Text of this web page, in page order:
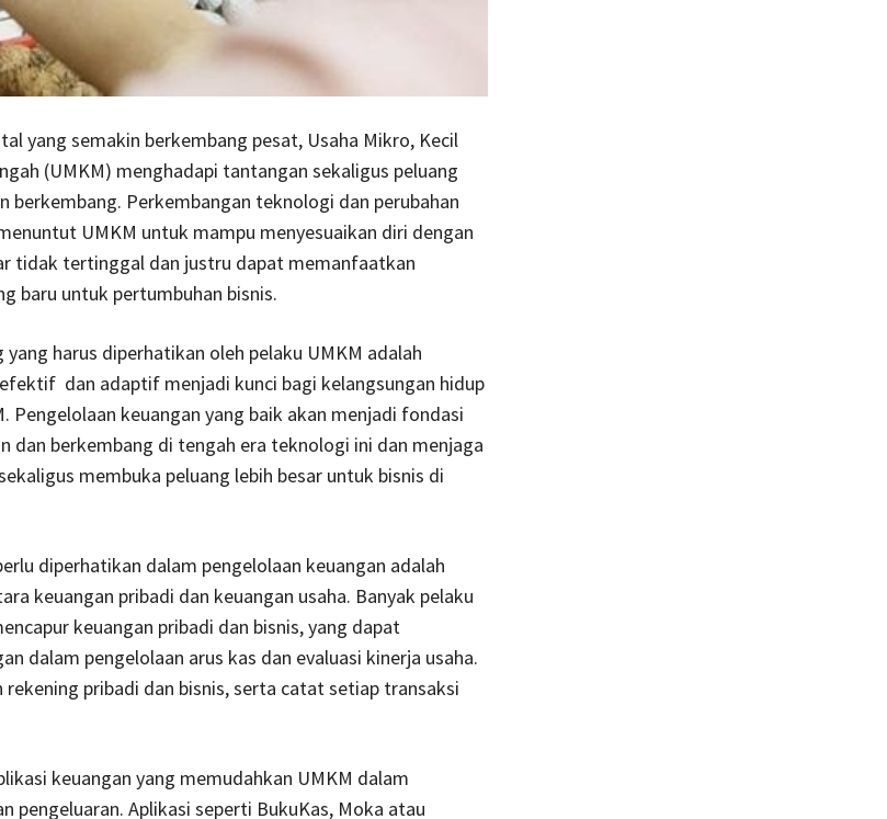
yang semakin berkembang pesat, Usaha Mikro, Kecil
(UMKM) menghadapi tantangan sekaligus peluang
berkembang. Perkembangan teknologi dan perubahan
UMKM untuk mampu menyesuaikan diri dengan
tidak tertinggal dan justru dapat memanfaatkan
baru untuk pertumbuhan bisnis.
yang harus diperhatikan oleh pelaku UMKM adalah
dan adaptif menjadi kunci bagi kelangsungan hidup
Pengelolaan keuangan yang baik akan menjadi fondasi
dan berkembang di tengah era teknologi ini dan menjaga
membuka peluang lebih besar untuk bisnis di
diperhatikan dalam pengelolaan keuangan adalah
keuangan pribadi dan keuangan usaha. Banyak pelaku
keuangan pribadi dan bisnis, yang dapat
dalam pengelolaan arus kas dan evaluasi kinerja usaha.
rekening pribadi dan bisnis, serta catat setiap transaksi
keuangan yang memudahkan UMKM dalam
pengeluaran. Aplikasi seperti BukuKas, Moka atau